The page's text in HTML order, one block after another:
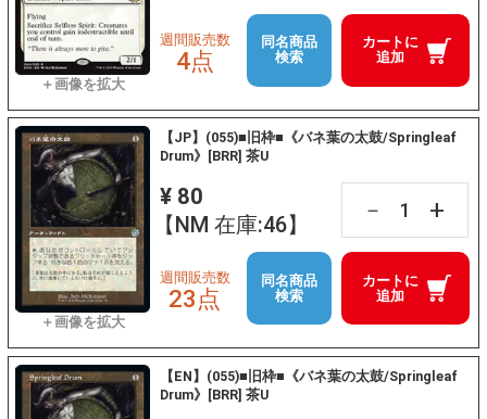
カートに
追加
週間販売数
4点
同名商品
検索
【JP】(055)■旧枠■《バネ葉の太鼓/Springleaf
Drum》[BRR] 茶U
¥ 80
【NM 在庫:46】
－ +
カートに
追加
週間販売数
23点
同名商品
検索
【EN】(055)■旧枠■《バネ葉の太鼓/Springleaf
Drum》[BRR] 茶U